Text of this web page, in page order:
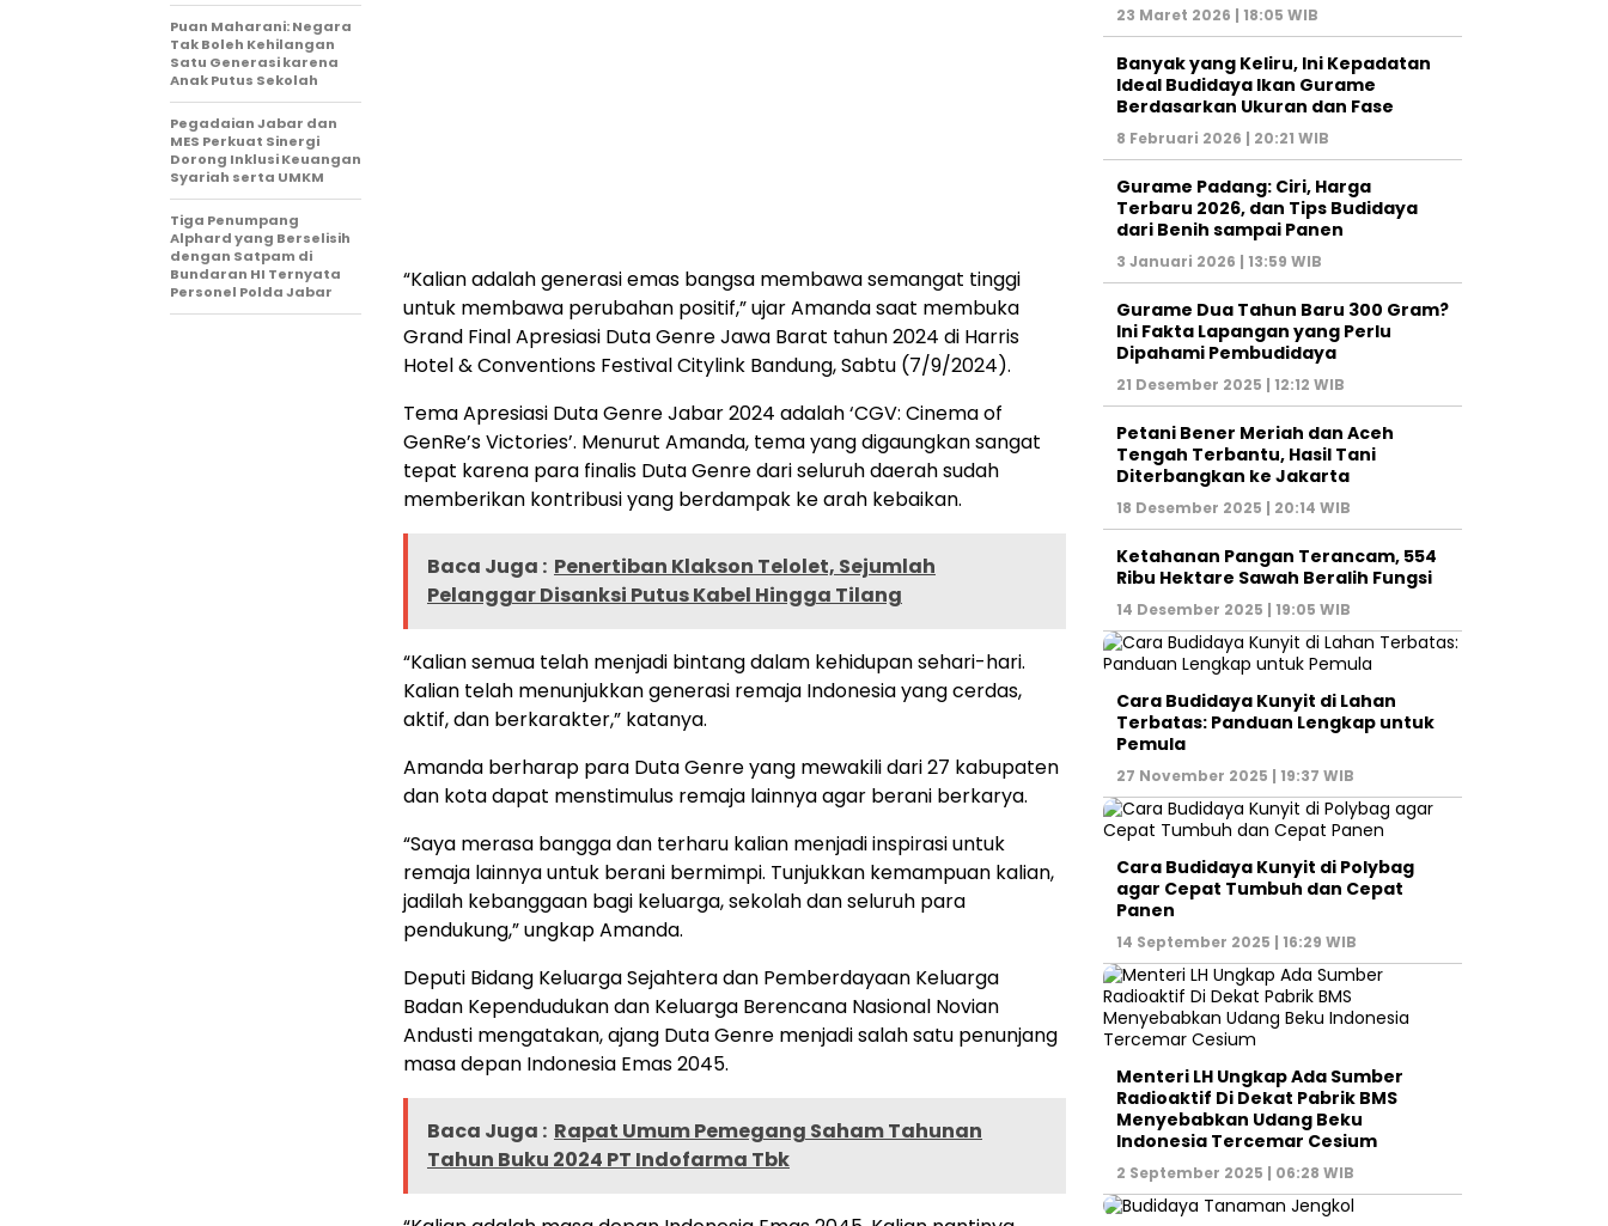
“Kalian adalah generasi emas bangsa membawa semangat tinggi
untuk membawa perubahan positif,” ujar Amanda saat membuka
Grand Final Apresiasi Duta Genre Jawa Barat tahun 2024 di Harris
Hotel & Conventions Festival Citylink Bandung, Sabtu (7/9/2024).
Tema Apresiasi Duta Genre Jabar 2024 adalah ‘CGV: Cinema of
GenRe’s Victories’. Menurut Amanda, tema yang digaungkan sangat
tepat karena para finalis Duta Genre dari seluruh daerah sudah
memberikan kontribusi yang berdampak ke arah kebaikan.
Baca Juga : Penertiban Klakson Telolet, Sejumlah
Pelanggar Disanksi Putus Kabel Hingga Tilang
“Kalian semua telah menjadi bintang dalam kehidupan sehari-hari.
Kalian telah menunjukkan generasi remaja Indonesia yang cerdas,
aktif, dan berkarakter,” katanya.
Amanda berharap para Duta Genre yang mewakili dari 27 kabupaten
dan kota dapat menstimulus remaja lainnya agar berani berkarya.
“Saya merasa bangga dan terharu kalian menjadi inspirasi untuk
remaja lainnya untuk berani bermimpi. Tunjukkan kemampuan kalian,
jadilah kebanggaan bagi keluarga, sekolah dan seluruh para
pendukung,” ungkap Amanda.
Deputi Bidang Keluarga Sejahtera dan Pemberdayaan Keluarga
Badan Kependudukan dan Keluarga Berencana Nasional Novian
Andusti mengatakan, ajang Duta Genre menjadi salah satu penunjang
masa depan Indonesia Emas 2045.
Baca Juga : Rapat Umum Pemegang Saham Tahunan
Tahun Buku 2024 PT Indofarma Tbk
Puan Maharani: Negara
Tak Boleh Kehilangan
Satu Generasi karena
Anak Putus Sekolah
Pegadaian Jabar dan
MES Perkuat Sinergi
Dorong Inklusi Keuangan
Syariah serta UMKM
Tiga Penumpang
Alphard yang Berselisih
dengan Satpam di
Bundaran HI Ternyata
Personel Polda Jabar
23 Maret 2026 | 18:05 WIB
Banyak yang Keliru, Ini Kepadatan
Ideal Budidaya Ikan Gurame
Berdasarkan Ukuran dan Fase
8 Februari 2026 | 20:21 WIB
Gurame Padang: Ciri, Harga
Terbaru 2026, dan Tips Budidaya
dari Benih sampai Panen
3 Januari 2026 | 13:59 WIB
Gurame Dua Tahun Baru 300 Gram?
Ini Fakta Lapangan yang Perlu
Dipahami Pembudidaya
21 Desember 2025 | 12:12 WIB
Petani Bener Meriah dan Aceh
Tengah Terbantu, Hasil Tani
Diterbangkan ke Jakarta
18 Desember 2025 | 20:14 WIB
Ketahanan Pangan Terancam, 554
Ribu Hektare Sawah Beralih Fungsi
14 Desember 2025 | 19:05 WIB
Cara Budidaya Kunyit di Lahan
Terbatas: Panduan Lengkap untuk
Pemula
27 November 2025 | 19:37 WIB
Cara Budidaya Kunyit di Polybag
agar Cepat Tumbuh dan Cepat
Panen
14 September 2025 | 16:29 WIB
Menteri LH Ungkap Ada Sumber
Radioaktif Di Dekat Pabrik BMS
Menyebabkan Udang Beku
Indonesia Tercemar Cesium
2 September 2025 | 06:28 WIB